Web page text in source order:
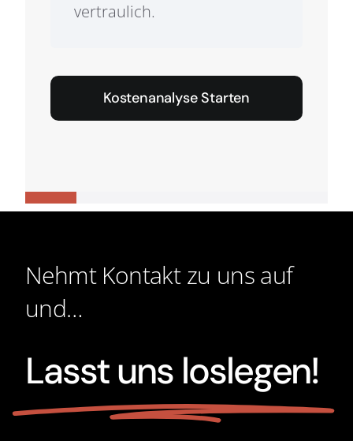
vertraulich.
Kostenanalyse Starten
Nehmt Kontakt zu uns auf
und…
Lasst uns loslegen!